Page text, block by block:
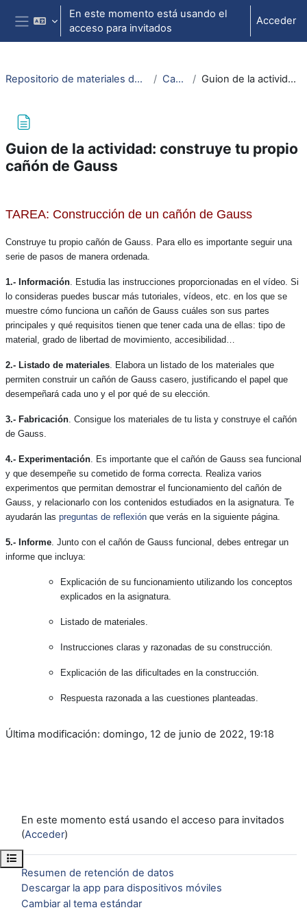
Salta al contenido principal
Panel lateral
En este momento está usando el
acceso para invitados
Acceder
Abrir índice del curso
Repositorio de materiales de soporte para la docencia de la física universitaria II Cañón de Gauss Guion de la actividad: construye tu propio cañón de Gauss
Guion de la actividad: construye tu propio
cañón de Gauss
TAREA: Construcción de un cañón de Gauss
Construye tu propio cañón de Gauss. Para ello es importante seguir una
serie de pasos de manera ordenada.
1.- Información . Estudia las instrucciones proporcionadas en el vídeo. Si
lo consideras puedes buscar más tutoriales, vídeos, etc. en los que se
muestre cómo funciona un cañón de Gauss cuáles son sus partes
principales y qué requisitos tienen que tener cada una de ellas: tipo de
material, grado de libertad de movimiento, accesibilidad…
2.- Listado de materiales . Elabora un listado de los materiales que
permiten construir un cañón de Gauss casero, justificando el papel que
desempeñará cada uno y el por qué de su elección.
3.- Fabricación . Consigue los materiales de tu lista y construye el cañón
de Gauss
4.- Experimentación . Es importante que el cañón de Gauss sea funcional
y que desempeñe su cometido de forma correcta. Realiza varios
experimentos que permitan demostrar el funcionamiento del cañón de
Gauss y relacionarlo con los contenidos estudiados en la asignatura. Te
ayudarán las preguntas de reflexión que verás en la siguiente página.
5.- Informe . Junto con el cañón de Gauss funcional, debes entregar un
informe que incluya:
Explicación de su funcionamiento utilizando los conceptos
explicados en la asignatura.
Listado de materiales.
Instrucciones claras y razonadas de su construcción.
Explicación de las dificultades en la construcción.
Respuesta razonada a las cuestiones planteadas.
Última modificación: domingo, 12 de junio de 2022, 19:18
En este momento está usando el acceso para invitados
(Acceder)
Resumen de retención de datos
Descargar la app para dispositivos móviles
Cambiar al tema estándar